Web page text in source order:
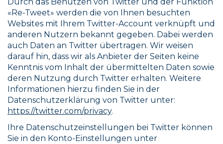
«Re-Tweet» werden die von Ihnen besuchten
Websites mit Ihrem Twitter-Account verknüpft und
anderen Nutzern bekannt gegeben. Dabei werden
auch Daten an Twitter übertragen. Wir weisen
darauf hin, dass wir als Anbieter der Seiten keine
Kenntnis vom Inhalt der übermittelten Daten sowie
deren Nutzung durch Twitter erhalten. Weitere
Informationen hierzu finden Sie in der
Datenschutzerklärung von Twitter unter:
https://twitter.com/privacy.
Ihre Datenschutzeinstellungen bei Twitter können
Sie in den Konto-Einstellungen unter